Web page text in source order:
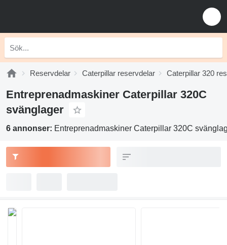
Reservdelar Caterpillar reservdelar Caterpillar 320
Entreprenadmaskiner Caterpillar 320C
svänglager
6 annonser: Entreprenadmaskiner Caterpillar 320C